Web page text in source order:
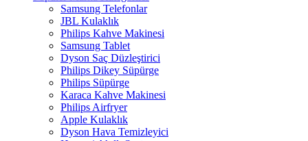
Samsung Telefonlar
JBL Kulaklık
Philips Kahve Makinesi
Samsung Tablet
Dyson Saç Düzleştirici
Philips Dikey Süpürge
Philips Süpürge
Karaca Kahve Makinesi
Philips Airfryer
Apple Kulaklık
Dyson Hava Temizleyici